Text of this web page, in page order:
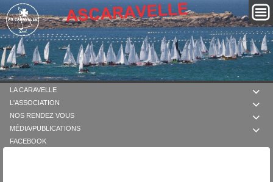

LA CARAVELLE

L'ASSOCIATION

NOS RENDEZ VOUS

MÉDIA/PUBLICATIONS
FACEBOOK